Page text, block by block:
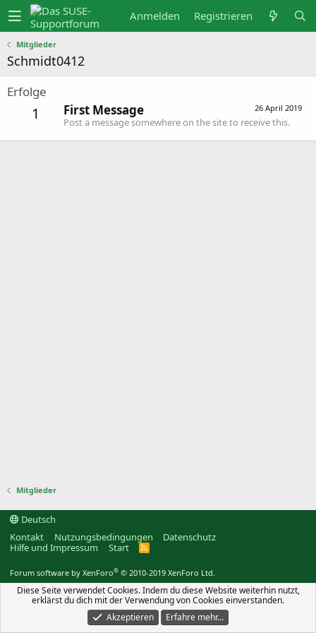
Anmelden Registrieren
Mitglieder
Schmidt0412
Erfolge
1 26 April 2019
First Message
Post a message somewhere on the site to receive this.
Mitglieder
Deutsch
Kontakt
Nutzungsbedingungen
Datenschutz
Hilfe und Impressum
Start
R
Forum software by XenForo® © 2010-2019 XenForo Ltd.
Diese Seite verwendet Cookies. Indem du diese Website weiterhin nutzt,
erklärst du dich mit der Verwendung von Cookies einverstanden.
Akzeptieren
Erfahre mehr…